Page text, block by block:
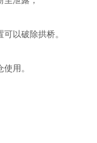
以破除拱桥。
用。